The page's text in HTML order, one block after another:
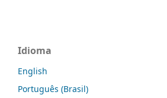
Idioma
English
Português (Brasil)